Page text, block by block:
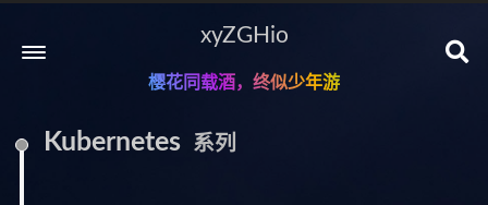
xyZGHio
樱花同载酒，终似少年游
Kubernetes 系列